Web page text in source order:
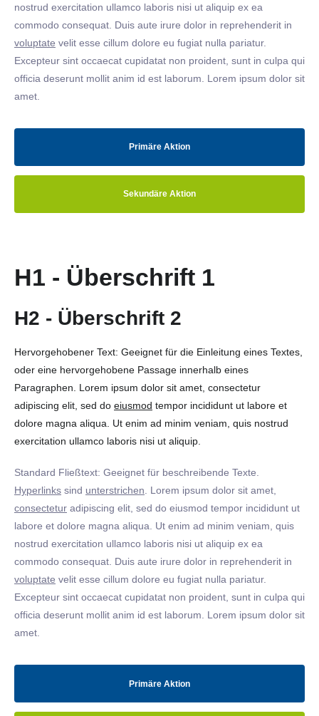
nostrud exercitation ullamco laboris nisi ut aliquip ex ea
commodo consequat. Duis aute irure dolor in reprehenderit in
voluptate velit esse cillum dolore eu fugiat nulla pariatur.
Excepteur sint occaecat cupidatat non proident, sunt in culpa qui
officia deserunt mollit anim id est laborum. Lorem ipsum dolor sit
amet.
Primäre Aktion
Sekundäre Aktion
H1 - Überschrift 1
H2 - Überschrift 2
Hervorgehobener Text: Geeignet für die Einleitung eines Textes,
oder eine hervorgehobene Passage innerhalb eines
Paragraphen. Lorem ipsum dolor sit amet, consectetur
adipiscing elit, sed do eiusmod tempor incididunt ut labore et
dolore magna aliqua. Ut enim ad minim veniam, quis nostrud
exercitation ullamco laboris nisi ut aliquip.
Standard Fließtext: Geeignet für beschreibende Texte.
Hyperlinks sind unterstrichen . Lorem ipsum dolor sit amet,
consectetur adipiscing elit, sed do eiusmod tempor incididunt ut
labore et dolore magna aliqua. Ut enim ad minim veniam, quis
nostrud exercitation ullamco laboris nisi ut aliquip ex ea
commodo consequat. Duis aute irure dolor in reprehenderit in
voluptate velit esse cillum dolore eu fugiat nulla pariatur.
Excepteur sint occaecat cupidatat non proident, sunt in culpa qui
officia deserunt mollit anim id est laborum. Lorem ipsum dolor sit
amet.
Primäre Aktion